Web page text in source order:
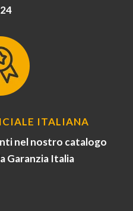
ITALIANA
nel nostro catalogo
Garanzia Italia